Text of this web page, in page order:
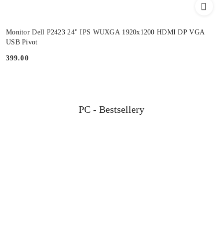
Monitor Dell P2423 24" IPS WUXGA 1920x1200 HDMI DP VGA
USB Pivot
Cena:
399.00
Pomiń karuzelę produktów
Produkty
PC - Bestsellery